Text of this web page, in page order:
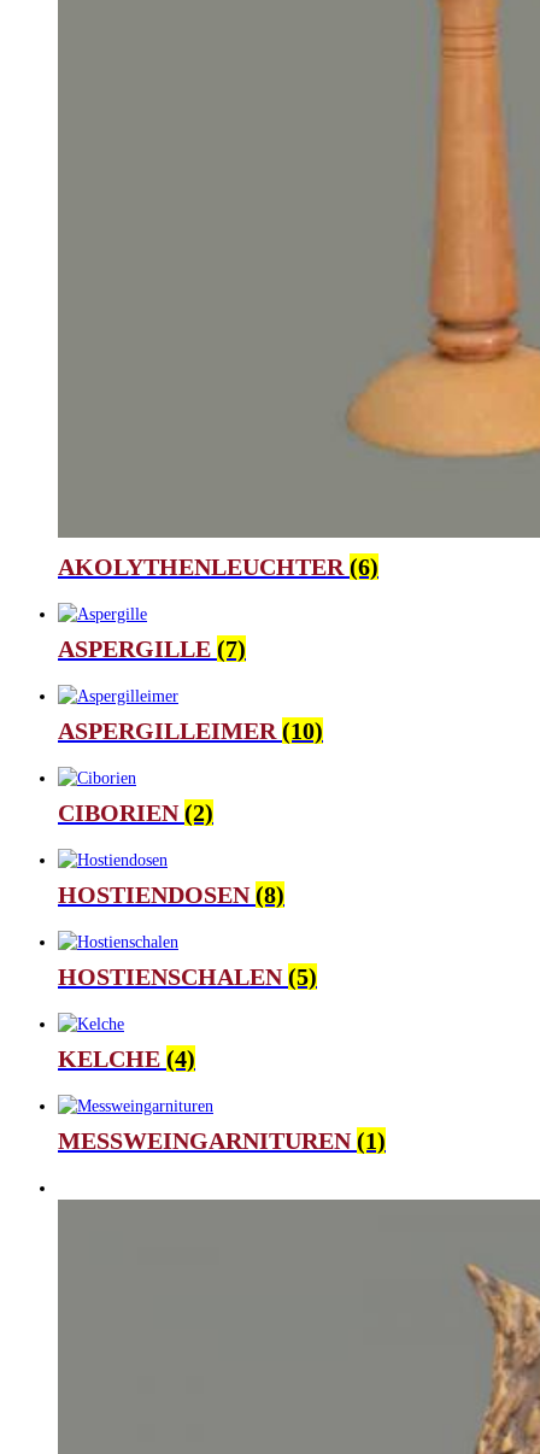
AKOLYTHENLEUCHTER (6)
ASPERGILLE (7)
ASPERGILLEIMER (10)
CIBORIEN(2)
HOSTIENDOSEN(8)
HOSTIENSCHALEN(5)
KELCHE (4)
MESSWEINGARNITUREN(1)